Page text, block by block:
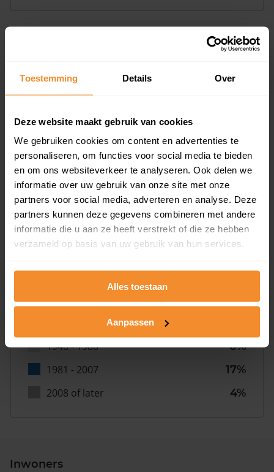
Toestemming Details Over
Deze website maakt gebruik van cookies
We gebruiken cookies om content en advertenties te
personaliseren, om functies voor social media te bieden
en om ons websiteverkeer te analyseren. Ook delen we
informatie over uw gebruik van onze site met onze
partners voor social media, adverteren en analyse. Deze
partners kunnen deze gegevens combineren met andere
informatie die u aan ze heeft verstrekt of die ze hebben
verzameld op basis van uw gebruik van hun services.
Alles toestaan
Aanpassen
0%
Bouwjaar
1946 - 1980
0%
1981 - 2007
17%
2008 of later
4%
Inwoners